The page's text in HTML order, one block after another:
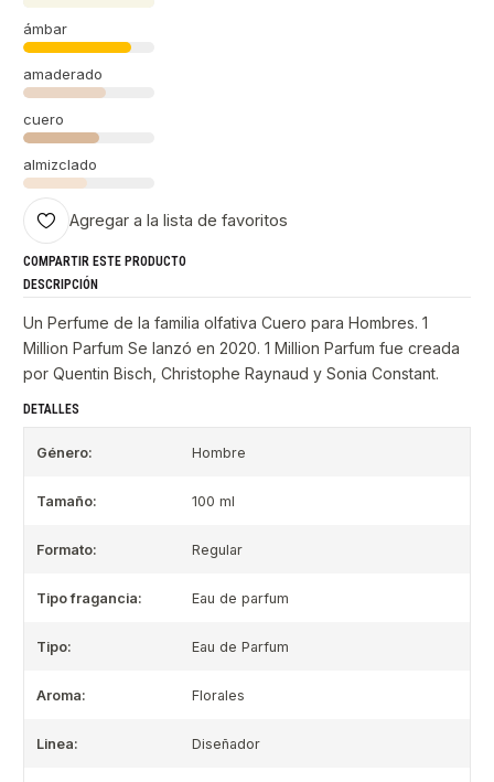
ámbar
amaderado
cuero
almizclado
Agregar a la lista de favoritos
COMPARTIR ESTE PRODUCTO
DESCRIPCIÓN
Un Perfume de la familia olfativa Cuero para Hombres. 1
Million Parfum Se lanzó en 2020. 1 Million Parfum fue creada
por Quentin Bisch, Christophe Raynaud y Sonia Constant.
DETALLES
Género: Hombre
Tamaño: 100 ml
Formato: Regular
Tipo fragancia: Eau de parfum
Tipo: Eau de Parfum
Aroma: Florales
Linea: Diseñador